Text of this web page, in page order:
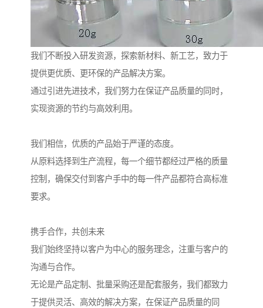
我们不断投入研发资源，探索新材料、新工艺，致力于
提供更优质、更环保的产品解决方案。
通过引进先进技术，我们努力在保证产品质量的同时，
实现资源的节约与高效利用。
我们相信，优质的产品始于严谨的态度。
从原料选择到生产流程，每一个细节都经过严格的质量
控制，确保交付到客户手中的每一件产品都符合高标准
要求。
携手合作，共创未来
我们始终坚持以客户为中心的服务理念，注重与客户的
沟通与合作。
无论是产品定制、批量采购还是配套服务，我们都致力
于提供灵活、高效的解决方案，在保证产品质量的同